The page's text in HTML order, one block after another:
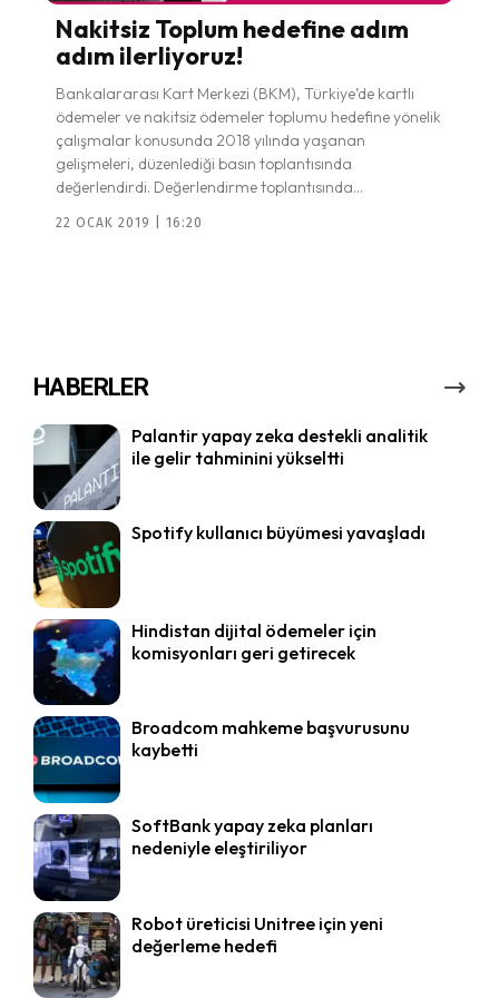
Nakitsiz Toplum hedefine adım
adım ilerliyoruz!
Bankalararası Kart Merkezi (BKM), Türkiye’de kartlı
ödemeler ve nakitsiz ödemeler toplumu hedefine yönelik
çalışmalar konusunda 2018 yılında yaşanan
gelişmeleri, düzenlediği basın toplantısında
değerlendirdi. Değerlendirme toplantısında...
22 OCAK 2019 | 16:20
HABERLER
Palantir yapay zeka destekli analitik
ile gelir tahminini yükseltti
Spotify kullanıcı büyümesi yavaşladı
Hindistan dijital ödemeler için
komisyonları geri getirecek
Broadcom mahkeme başvurusunu
kaybetti
SoftBank yapay zeka planları
nedeniyle eleştiriliyor
Robot üreticisi Unitree için yeni
değerleme hedefi